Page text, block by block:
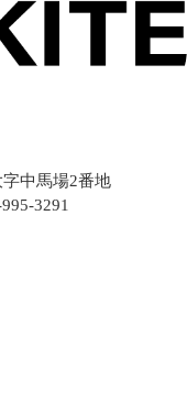
中馬場2番地
3291